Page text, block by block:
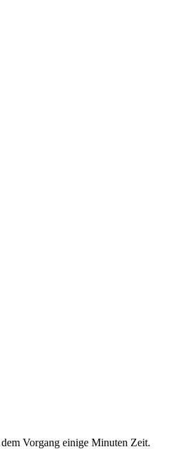
Vorgang einige Minuten Zeit.